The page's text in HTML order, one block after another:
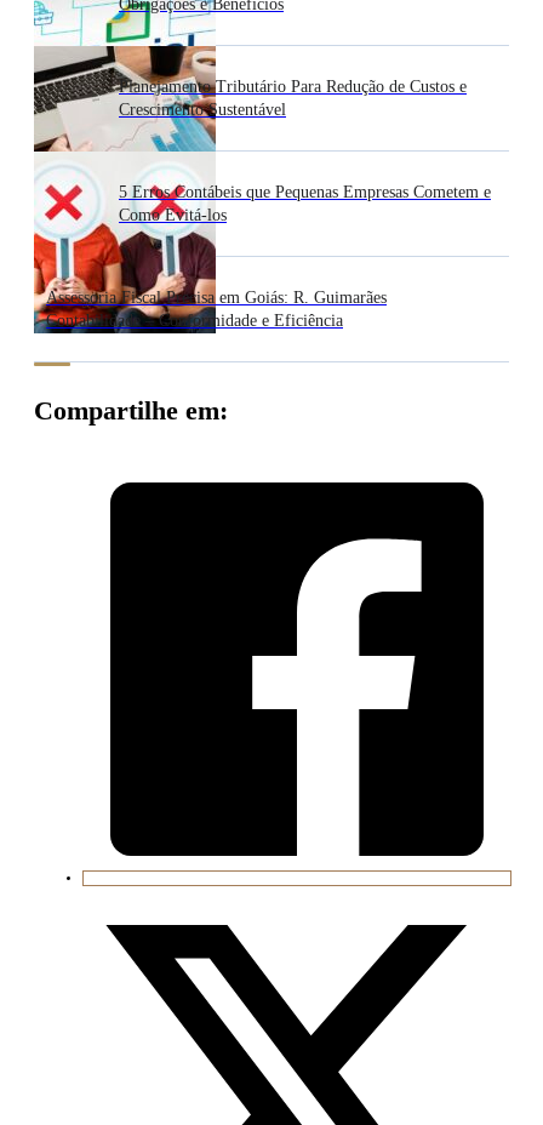
Obrigações e Benefícios
Planejamento Tributário Para Redução de Custos e
Crescimento Sustentável
5 Erros Contábeis que Pequenas Empresas Cometem e
Como Evitá-los
Assessoria Fiscal Precisa em Goiás: R. Guimarães
Contabilidade – Conformidade e Eficiência
Compartilhe em: